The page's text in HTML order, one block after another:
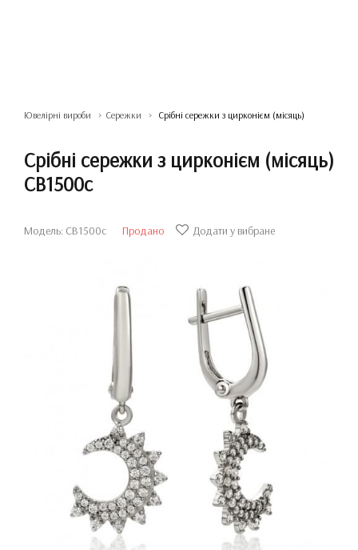
Ювелірні вироби Сережки Срібні сережки з цирконієм (місяць)
Срібні сережки з цирконієм (місяць)
СВ1500с
Модель: СВ1500с Продано Додати у вибране